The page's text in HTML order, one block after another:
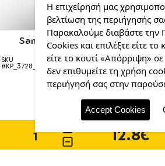
Santas, Deers & Trees, Κούπα
κεραμική,
SKU
#KP_3728_GlitterGradientPinkBlue
Η
12.8€
Θέλεις
και
εσύ
μια
ιστοσελίδα;
από
την
CDL.gr
Η επιχείρησή μας
βελτίωση της περιήγησής
Παρακαλούμε διαβάστε την
Cookies και επιλέξτε είτε
είτε το κουτί «Απόρριψη»
δεν επιθυμείτε τη χρήση
περιήγησή σας στην
Accept Cookies